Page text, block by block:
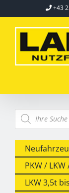
to
content
+43
Products
search
PKW /
LKW 3,5t